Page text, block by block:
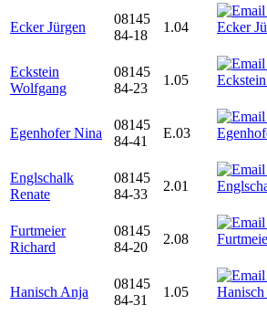
Ecker Jürgen
08145
84-18
1.04
Eckstein
Wolfgang
08145
84-23
1.05
Egenhofer Nina
08145
84-41
E.03
Englschalk
Renate
08145
84-33
2.01
Furtmeier
Richard
08145
84-20
2.08
Hanisch Anja
08145
84-31
1.05